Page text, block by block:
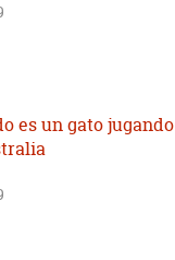
es un gato jugando